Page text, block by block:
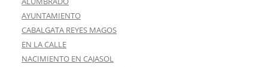
AYUNTAMIENTO
CABALGATA REYES MAGOS
EN LA CALLE
NACIMIENTO EN CAJASOL